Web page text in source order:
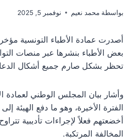
بواسطة محمد نعيم نوفمبر 5, 2025
أصدرت عمادة الأطباء التونسية
بعض الأطباء بنشرها عبر منصات
تحظر بشكل صارم جميع أشكال
وأشار بيان المجلس الوطني لعمادة
الفترة الأخيرة، وهو ما دفع
أخضعتهم فعلاً لإجراءات تأديبية
المخالفة المرتكبة.